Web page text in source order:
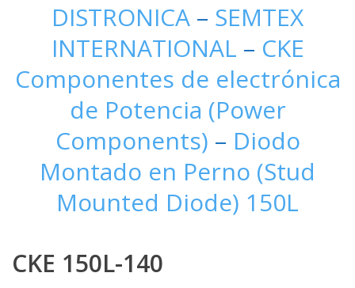
DISTRONICA – SEMTEX
INTERNATIONAL – CKE
Componentes de electrónica
de Potencia (Power
Components) – Diodo
Montado en Perno (Stud
Mounted Diode) 150L
CKE 150L-140